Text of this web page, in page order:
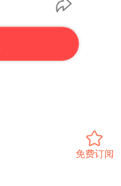
免费订阅